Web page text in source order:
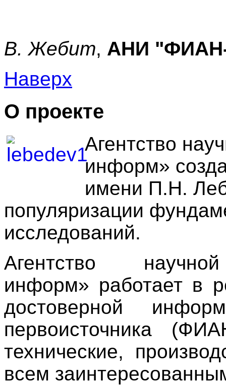
В. Жебит, АНИ
Наверх
О проекте
Агентство
информ»
имени П.Н.
популяризации
исследований.
Агентство
информ» работает в
достоверной
первоисточника
технические,
всем